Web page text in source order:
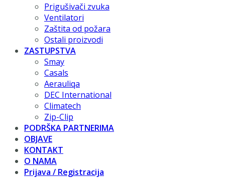
Prigušivači zvuka
Ventilatori
Zaštita od požara
Ostali proizvodi
ZASTUPSTVA
Smay
Casals
Aerauliqa
DEC International
Climatech
Zip-Clip
PODRŠKA PARTNERIMA
OBJAVE
KONTAKT
O NAMA
Prijava / Registracija